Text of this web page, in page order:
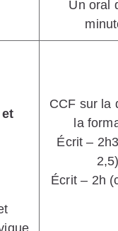
Un oral
CCF sur la
la
Écrit –
2,5)
Écrit – 2h